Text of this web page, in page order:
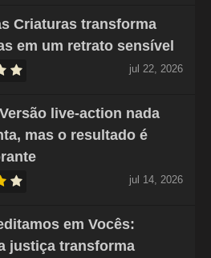
Criaturas transforma
em um retrato sensível
jul 22, 2026
live-action nada
mas o resultado é
jul 14, 2026
em Vocês:
justiça transforma